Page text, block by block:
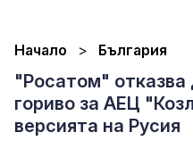
Начало България
"Росатом"
гориво за АЕЦ
версията на Русия